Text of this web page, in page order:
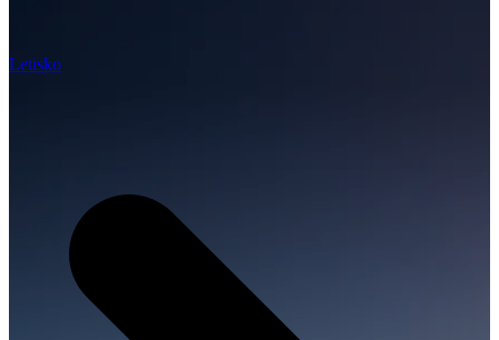
Letisko